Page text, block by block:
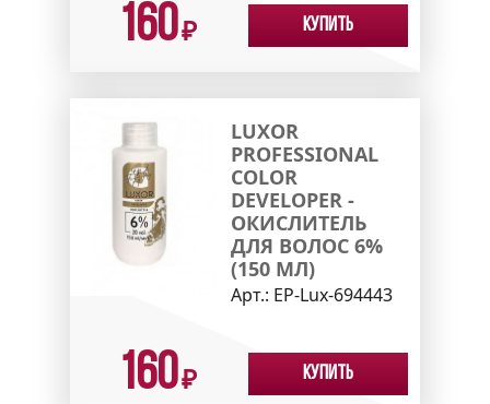
160₽ Купить
LUXOR
PROFESSIONAL
COLOR
DEVELOPER -
ОКИСЛИТЕЛЬ
ДЛЯ ВОЛОС 6%
(150 МЛ)
Арт.: EP-Lux-694443
160₽ Купить